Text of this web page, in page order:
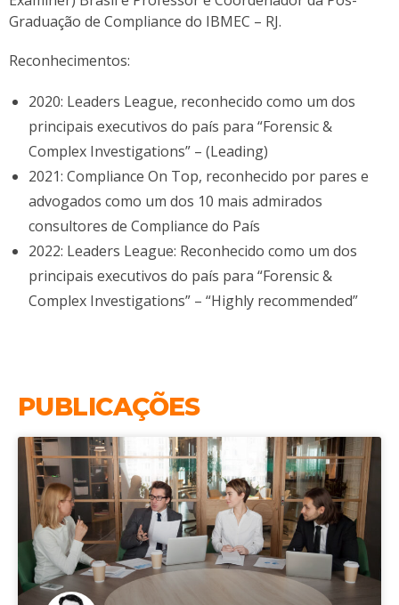
Graduação de Compliance do IBMEC – RJ.
Reconhecimentos:
2020: Leaders League, reconhecido como um dos
principais executivos do país para “Forensic &
Complex Investigations” – (Leading)
2021: Compliance On Top, reconhecido por pares e
advogados como um dos 10 mais admirados
consultores de Compliance do País
2022: Leaders League: Reconhecido como um dos
principais executivos do país para “Forensic &
Complex Investigations” – “Highly recommended”
PUBLICAÇÕES